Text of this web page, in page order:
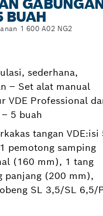
BUAH
1 600 A02 NG2
sederhana,
– Set alat manual
VDE Professional
5 buah
tangan VDE:isi
pemotong samping
(160 mm), 1 tang
panjang (200 mm),
SL 3,5/SL 6,5/